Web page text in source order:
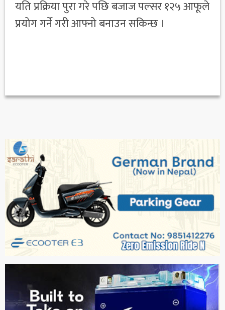
यति प्रक्रिया पुरा गरे पछि बजाज पल्सर १२५ आफूले
प्रयोग गर्ने गरी आफ्नो बनाउन सकिन्छ ।